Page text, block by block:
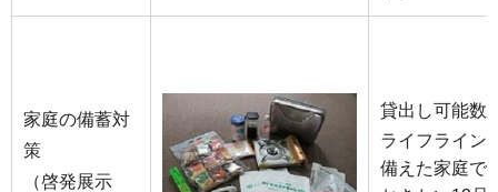
家庭の備蓄対
策
（啓発展示
貸出し可能数
ライフライン
備えた家庭で